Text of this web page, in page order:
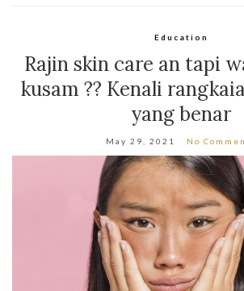
Education
Rajin skin care an tapi
kusam ?? Kenali
yang benar
May 29, 2021 No